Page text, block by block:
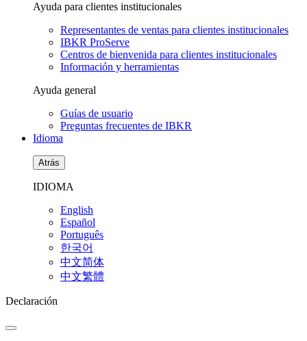
Ayuda para clientes institucionales
Representantes de ventas para clientes institucionales
IBKR ProServe
Centros de bienvenida para clientes institucionales
Información y herramientas
Ayuda general
Guías de usuario
Preguntas frecuentes de IBKR
Idioma
Atrás
IDIOMA
English
Español
Português
한국어
中文简体
中文繁體
Declaración